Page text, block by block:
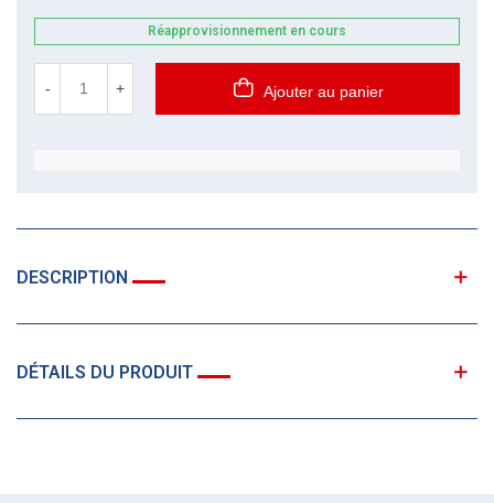
Réapprovisionnement en cours
- + Ajouter au panier
DESCRIPTION
DÉTAILS DU PRODUIT